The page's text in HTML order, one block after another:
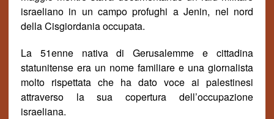
israeliano in un campo profughi a Jenin, nel nord
della Cisgiordania occupata.
La 51enne nativa di Gerusalemme e cittadina
statunitense era un nome familiare e una giornalista
molto rispettata che ha dato voce ai palestinesi
attraverso la sua copertura dell’occupazione
israeliana.